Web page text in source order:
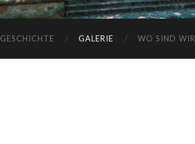
GESCHICHTE GALERIE WO SIND